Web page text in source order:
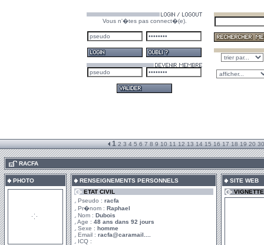
Vous n'�tes pas connect�(e).
1 2 3 4 5 6 7 8 9 10 11 12 13 14 15 16 17 18 19 20 30
RACFA
PHOTO
RENSEIGNEMENTS PERSONNELS
ETAT CIVIL
Pseudo : racfa
Pr�nom : Raphael
Nom : Dubois
Age : 48 ans dans 92 jours
Sexe : homme
Email : racfa@caramail....
ICQ :
SITE WEB